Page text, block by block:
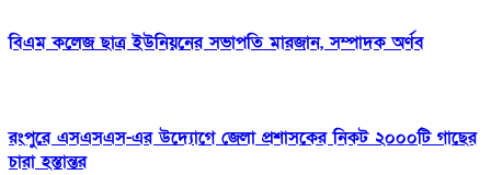
বিএম কলেজ ছাত্র ইউনিয়নের সভাপতি মারজান, সম্পাদক অর্ণব
রংপুরে এসএসএস-এর উদ্যোগে জেলা প্রশাসকের নিকট ২০০০টি গাছের
চারা হস্তান্তর